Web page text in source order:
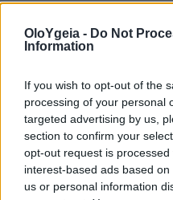
OloYgeia - Do Not
Information
If you wish to opt-out of the
processing of your personal
targeted advertising by us,
section to confirm your
opt-out request is
interest-based ads based
us or personal information
ΠΡΟΣΟΧΗ
Η τροφή που
περισσότερο το
Μια τροφή που
υπό συγκεκριμένες
σοβαρή δηλητηρίαση